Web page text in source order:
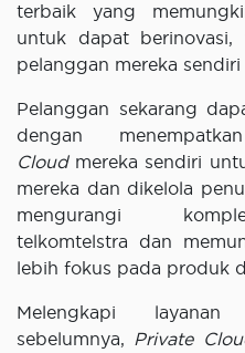
terbaik yang
untuk dapat berinovasi,
pelanggan mereka
Pelanggan sekarang
dengan
Cloudmereka sendiri
mereka dan dikelola
mengurangi
telkomtelstra dan
lebih fokus pada produk
Melengkapi layanan
sebelumnya, Private